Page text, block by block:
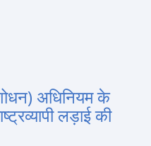
अधिनियम के
लड़ाई की